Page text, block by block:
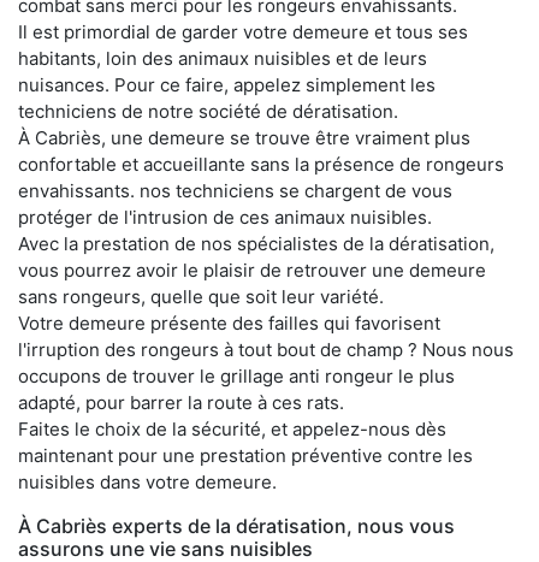
combat sans merci pour les rongeurs envahissants.
Il est primordial de garder votre demeure et tous ses
habitants, loin des animaux nuisibles et de leurs
nuisances. Pour ce faire, appelez simplement les
techniciens de notre société de dératisation.
À Cabriès, une demeure se trouve être vraiment plus
confortable et accueillante sans la présence de rongeurs
envahissants. nos techniciens se chargent de vous
protéger de l'intrusion de ces animaux nuisibles.
Avec la prestation de nos spécialistes de la dératisation,
vous pourrez avoir le plaisir de retrouver une demeure
sans rongeurs, quelle que soit leur variété.
Votre demeure présente des failles qui favorisent
l'irruption des rongeurs à tout bout de champ ? Nous nous
occupons de trouver le grillage anti rongeur le plus
adapté, pour barrer la route à ces rats.
Faites le choix de la sécurité, et appelez-nous dès
maintenant pour une prestation préventive contre les
nuisibles dans votre demeure.
À Cabriès experts de la dératisation, nous vous
assurons une vie sans nuisibles